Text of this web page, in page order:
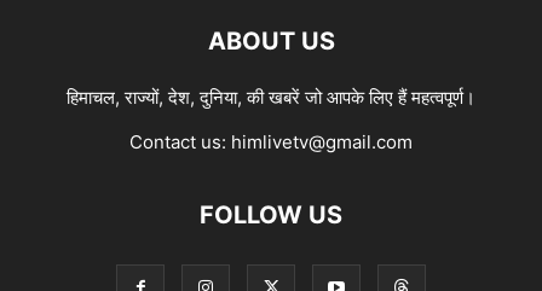
ABOUT US
हिमाचल, राज्यों, देश, दुनिया, की खबरें जो आपके लिए हैं महत्वपूर्ण।
Contact us: himlivetv@gmail.com
FOLLOW US